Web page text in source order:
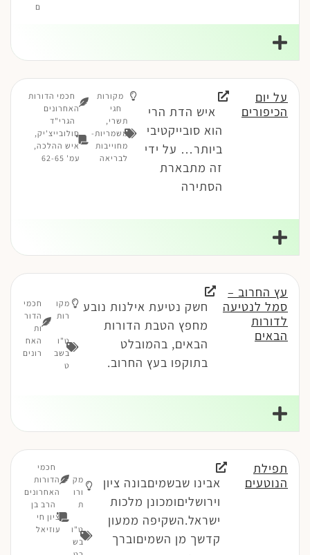
ם
על יום
הכיפורים
איש הדת הרי
הוא סובייקטיבי
ביותר… על ידי
זה מתבארת
הסתירה
מקורות
חגי
תשרי ,
משמריות-
מחוייבות
לבריאה
חכמי הדורות
האחרונים
הגרי"ד
סולובייצ'יק,
איש ההלכה,
עמ' 62-65
עץ החרוב –
סמל לנטיעה
לדורות
הבאים
חשק נטיעת אילנות נובע
מחפץ הטבת הדורות
הבאים, בהמובלט
בתוקפו בעץ החרוב.
מקו
רות
ט"ו
בשב
ט
חכמי
הדור
ות
האח
רונים
תפילת
הנוטעים
אבינו שבשמיםבונה ציון
וירושליםומכונן מלכות
ישראל.השקיפה ממעון
קדשך מן השמיםוברך
מק
ורו
ת
ט"ו
בש
חכמי
הדורות
האחרונים
הרב בן
ציון חי
עוזיאל